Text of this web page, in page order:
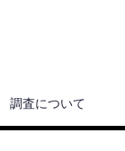
調査について